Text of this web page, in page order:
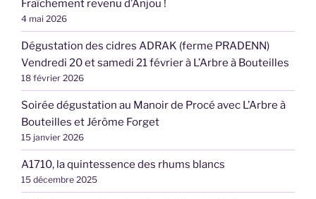
Fraîchement revenu d’Anjou !
4 mai 2026
Dégustation des cidres ADRAK (ferme PRADENN)
Vendredi 20 et samedi 21 février à L’Arbre à Bouteilles
18 février 2026
Soirée dégustation au Manoir de Procé avec L’Arbre à
Bouteilles et Jérôme Forget
15 janvier 2026
A1710, la quintessence des rhums blancs
15 décembre 2025